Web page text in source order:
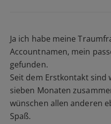
Ja ich habe meine
Accountnamen, mein
gefunden.
Seit dem Erstkontakt sind
sieben Monaten
wünschen allen anderen
Spaß.